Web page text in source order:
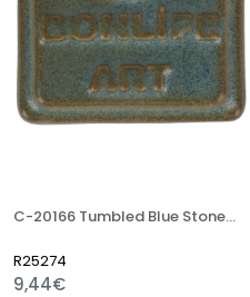
C-20166 Tumbled Blue Stoneware Artistik Sır
R25274
9,44€